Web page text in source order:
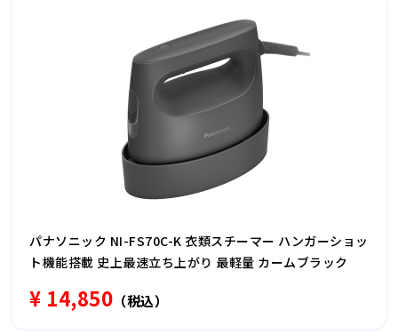
パナソニック NI-FS70C-K 衣類スチーマー ハンガーショッ
ト機能搭載 史上最速立ち上がり 最軽量 カームブラック
¥ 14,850 （税込）